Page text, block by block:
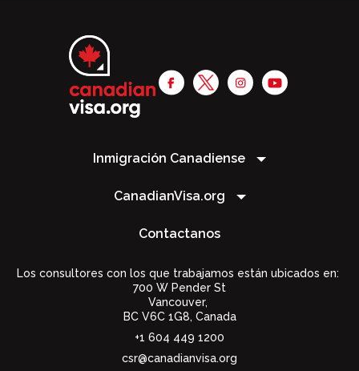
Inmigración Canadiense
CanadianVisa.org
Contactanos
Los consultores con los que trabajamos están ubicados en:
700 W Pender St
Vancouver,
BC V6C 1G8, Canada
+1 604 449 1200
csr@canadianvisa.org